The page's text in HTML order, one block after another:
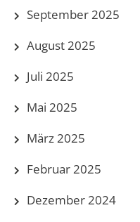
September 2025
August 2025
Juli 2025
Mai 2025
März 2025
Februar 2025
Dezember 2024